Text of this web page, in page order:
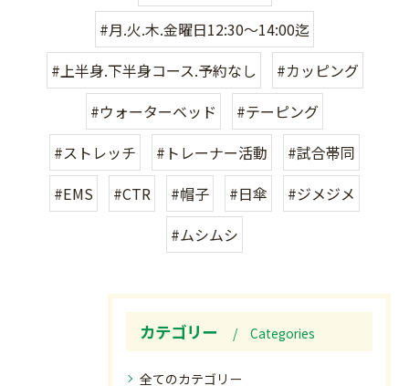
#月.火.木.金曜日12:30〜14:00迄
#上半身.下半身コース.予約なし
#カッピング
#ウォーターベッド
#テーピング
#ストレッチ
#トレーナー活動
#試合帯同
#EMS
#CTR #帽子 #日傘
#ジメジメ
#ムシムシ
カテゴリー Categories
全てのカテゴリー